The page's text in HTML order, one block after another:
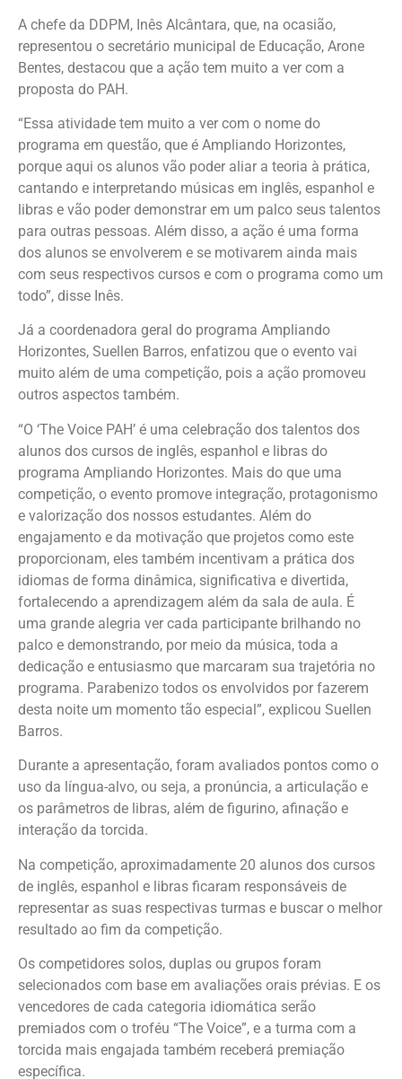
A chefe da DDPM, Inês Alcântara, que, na ocasião,
representou o secretário municipal de Educação, Arone
Bentes, destacou que a ação tem muito a ver com a
proposta do PAH.
“Essa atividade tem muito a ver com o nome do
programa em questão, que é Ampliando Horizontes,
porque aqui os alunos vão poder aliar a teoria à prática,
cantando e interpretando músicas em inglês, espanhol e
libras e vão poder demonstrar em um palco seus talentos
para outras pessoas. Além disso, a ação é uma forma
dos alunos se envolverem e se motivarem ainda mais
com seus respectivos cursos e com o programa como um
todo”, disse Inês.
Já a coordenadora geral do programa Ampliando
Horizontes, Suellen Barros, enfatizou que o evento vai
muito além de uma competição, pois a ação promoveu
outros aspectos também.
“O ‘The Voice PAH’ é uma celebração dos talentos dos
alunos dos cursos de inglês, espanhol e libras do
programa Ampliando Horizontes. Mais do que uma
competição, o evento promove integração, protagonismo
e valorização dos nossos estudantes. Além do
engajamento e da motivação que projetos como este
proporcionam, eles também incentivam a prática dos
idiomas de forma dinâmica, significativa e divertida,
fortalecendo a aprendizagem além da sala de aula. É
uma grande alegria ver cada participante brilhando no
palco e demonstrando, por meio da música, toda a
dedicação e entusiasmo que marcaram sua trajetória no
programa. Parabenizo todos os envolvidos por fazerem
desta noite um momento tão especial”, explicou Suellen
Barros.
Durante a apresentação, foram avaliados pontos como o
uso da língua-alvo, ou seja, a pronúncia, a articulação e
os parâmetros de libras, além de figurino, afinação e
interação da torcida.
Na competição, aproximadamente 20 alunos dos cursos
de inglês, espanhol e libras ficaram responsáveis de
representar as suas respectivas turmas e buscar o melhor
resultado ao fim da competição.
Os competidores solos, duplas ou grupos foram
selecionados com base em avaliações orais prévias. E os
vencedores de cada categoria idiomática serão
premiados com o troféu “The Voice”, e a turma com a
torcida mais engajada também receberá premiação
específica.